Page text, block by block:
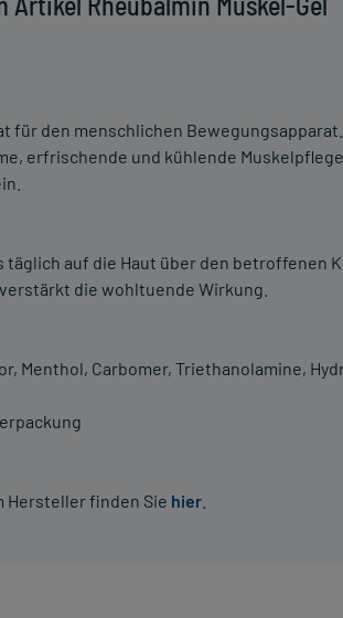
für den menschlichen
erfrischende und kühlende
täglich auf die Haut über den betroffenen
die wohltuende Wirkung.
Menthol, Carbomer, Triethanolamine,
Hersteller finden Sie hier